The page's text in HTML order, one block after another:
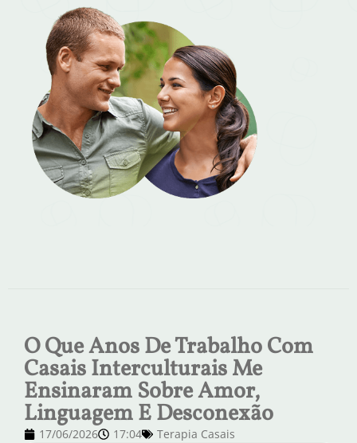
O Que Anos De Trabalho Com
Casais Interculturais Me
Ensinaram Sobre Amor,
Linguagem E Desconexão
17/06/2026 17:04 Terapia Casais